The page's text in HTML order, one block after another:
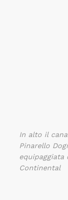
In alto il
Pinarello
equipaggiata
Continental